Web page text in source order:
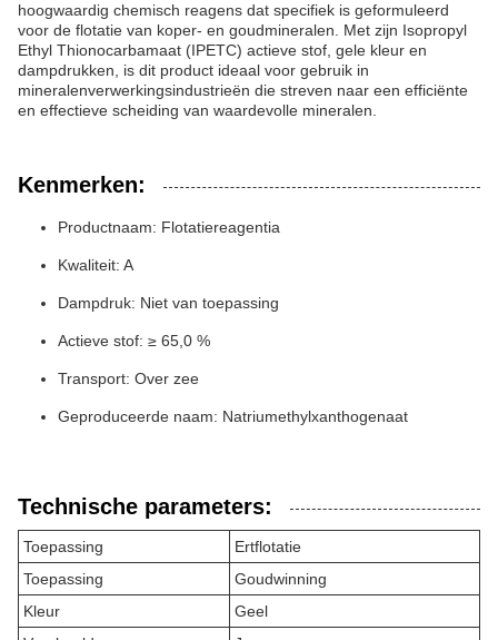
hoogwaardig chemisch reagens dat specifiek is geformuleerd
voor de flotatie van koper- en goudmineralen. Met zijn Isopropyl
Ethyl Thionocarbamaat (IPETC) actieve stof, gele kleur en
dampdrukken, is dit product ideaal voor gebruik in
mineralenverwerkingsindustrieën die streven naar een efficiënte
en effectieve scheiding van waardevolle mineralen.
Kenmerken:
Productnaam: Flotatiereagentia
Kwaliteit: A
Dampdruk: Niet van toepassing
Actieve stof: ≥ 65,0 %
Transport: Over zee
Geproduceerde naam: Natriumethylxanthogenaat
Technische parameters:
Toepassing
Ertflotatie
Toepassing
Goudwinning
Kleur
Geel